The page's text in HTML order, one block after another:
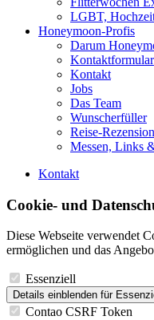
LGBT,
Honeymoon-Profis
Darum
Kontaktformular
Kontakt
Jobs
Das Team
Wunscherfüller
Reise-
Messen, Links
Kontakt
Cookie- und
Diese Webseite verwendet
ermöglichen und das
Essenziell
Details einblenden für
Contao CSRF Token